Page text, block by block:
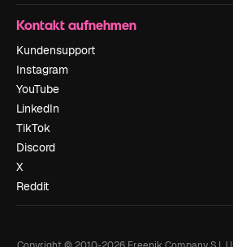
Kontakt aufnehmen
Kundensupport
Instagram
YouTube
LinkedIn
TikTok
Discord
X
Reddit